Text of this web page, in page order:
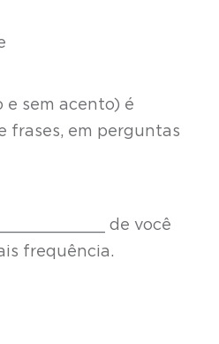
e sem acento) é
frases, em perguntas
de você
frequência.